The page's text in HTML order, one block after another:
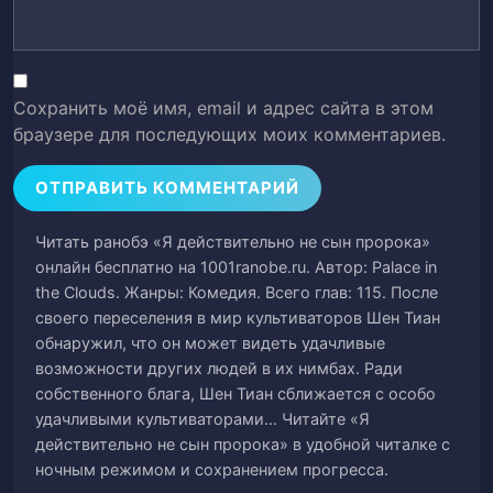
отблагодарить его!
Глава 27: Мы всегда будем
поддерживать маленькую волшебницу!
Глава 28: Обиженная маленькая
волшебница
30 Глава 29: Чего ты хочешь?
31
Глава 30: Ночной визит маленькой
волшебницы
Сохранить моё имя, email и адрес сайта в этом
браузере для последующих моих комментариев.
Читать ранобэ «Я действительно не сын пророка»
онлайн бесплатно на 1001ranobe.ru. Автор: Palace in
the Clouds. Жанры: Комедия. Всего глав: 115. После
своего переселения в мир культиваторов Шен Тиан
обнаружил, что он может видеть удачливые
возможности других людей в их нимбах. Ради
собственного блага, Шен Тиан сближается с особо
удачливыми культиваторами… Читайте «Я
действительно не сын пророка» в удобной читалке с
ночным режимом и сохранением прогресса.